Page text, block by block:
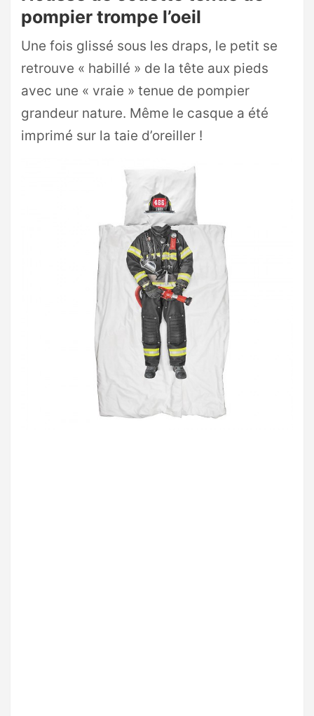
pompier trompe l’oeil
Une fois glissé sous les draps, le petit se
retrouve « habillé » de la tête aux pieds
avec une « vraie » tenue de pompier
grandeur nature. Même le casque a été
imprimé sur la taie d’oreiller !